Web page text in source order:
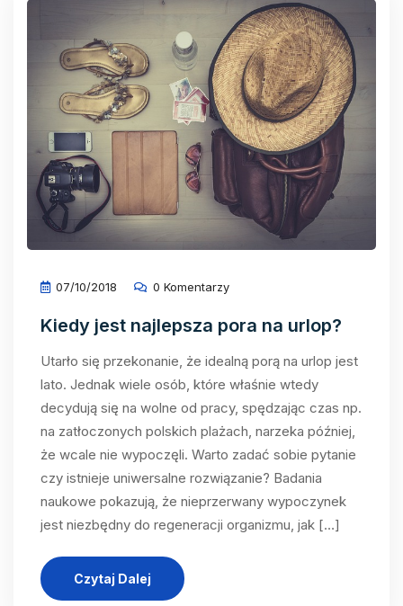
07/10/2018 0 Komentarzy
Kiedy jest najlepsza pora na urlop?
Utarło się przekonanie, że idealną porą na urlop jest
lato. Jednak wiele osób, które właśnie wtedy
decydują się na wolne od pracy, spędzając czas np.
na zatłoczonych polskich plażach, narzeka później,
że wcale nie wypoczęli. Warto zadać sobie pytanie
czy istnieje uniwersalne rozwiązanie? Badania
naukowe pokazują, że nieprzerwany wypoczynek
jest niezbędny do regeneracji organizmu, jak […]
Czytaj Dalej